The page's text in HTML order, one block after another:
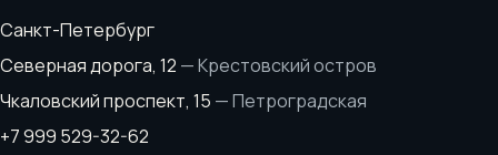
Санкт-Петербург
Северная дорога, 12 —Крестовский остров
Чкаловский проспект, 15 —Петроградская
+7 999 529-32-62